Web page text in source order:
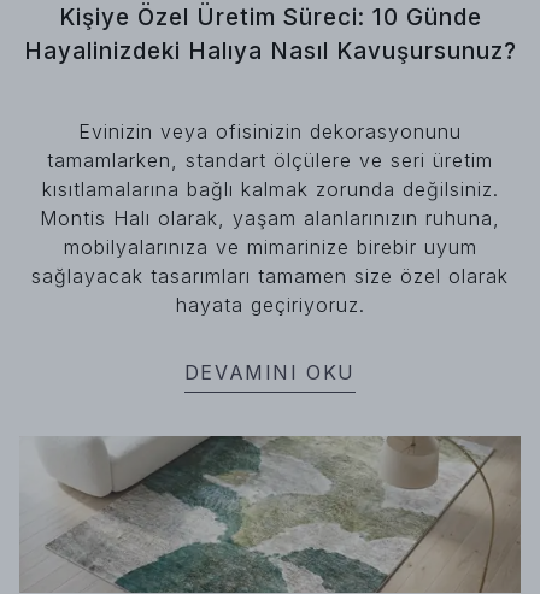
Kişiye Özel Üretim Süreci: 10 Günde
Hayalinizdeki Halıya Nasıl Kavuşursunuz?
Evinizin veya ofisinizin dekorasyonunu
tamamlarken, standart ölçülere ve seri üretim
kısıtlamalarına bağlı kalmak zorunda değilsiniz.
Montis Halı olarak, yaşam alanlarınızın ruhuna,
mobilyalarınıza ve mimarinize birebir uyum
sağlayacak tasarımları tamamen size özel olarak
hayata geçiriyoruz.
DEVAMINI OKU